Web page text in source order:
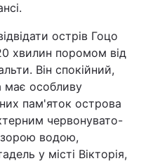
острів Гоцо
хвилин поромом від
Він спокійний,
має особливу
пам'яток острова
червонувато-
водою,
у місті Вікторія,